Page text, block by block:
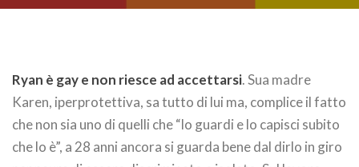
Ryan è gay e non riesce ad accettarsi. Sua madre
Karen, iperprotettiva, sa tutto di lui ma, complice il fatto
che non sia uno di quelli che “lo guardi e lo capisci subito
che lo è”, a 28 anni ancora si guarda bene dal dirlo in giro